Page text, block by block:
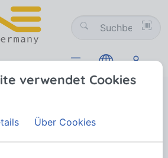
und
(NW)
verwendet Cookies
Über Cookies